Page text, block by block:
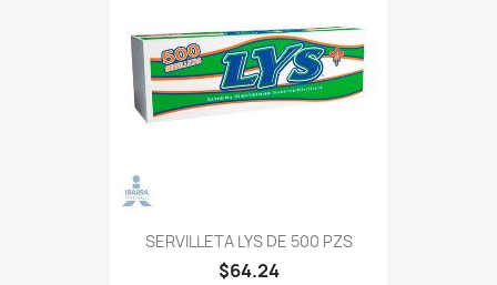
SERVILLETA LYS DE 500 PZS
$64.24